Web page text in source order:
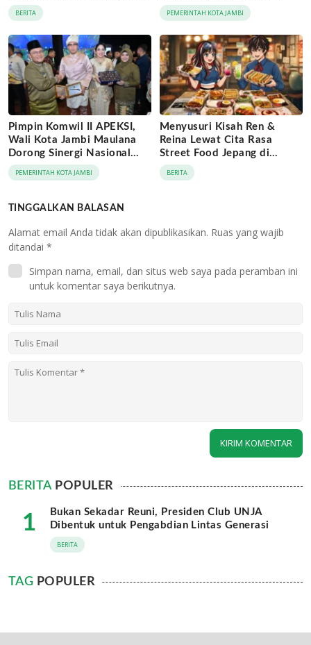
Lintas Generasi
BERITA
Momentum Rakernas
APEKSI di Medan
PEMERINTAH KOTA JAMBI
Pimpin Komwil II APEKSI,
Wali Kota Jambi Maulana
Dorong Sinergi Nasional
Antar-Kota
PEMERINTAH KOTA JAMBI
Menyusuri Kisah Ren &
Reina Lewat Cita Rasa
Street Food Jepang di
Jaringan Archipelago Hotels
BERITA
TINGGALKAN BALASAN
Alamat email Anda tidak akan dipublikasikan. Ruas yang wajib
ditandai *
Simpan nama, email, dan situs web saya pada peramban ini
untuk komentar saya berikutnya.
BERITAPOPULER
1
Bukan Sekadar Reuni, Presiden Club UNJA
Dibentuk untuk Pengabdian Lintas Generasi
BERITA
TAG POPULER